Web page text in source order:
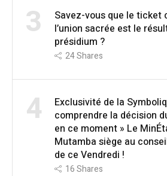
3
Savez-vous que le ticket
l’union sacrée est le
présidium ?
24Shares
4
Exclusivité de la
comprendre la décision
en ce moment » Le
Mutamba siège au
de ce Vendredi !
16Shares